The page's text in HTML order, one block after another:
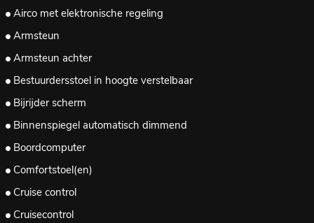
Airco met elektronische regeling
Armsteun
Armsteun achter
Bestuurdersstoel in hoogte verstelbaar
Bijrijder scherm
Binnenspiegel automatisch dimmend
Boordcomputer
Comfortstoel(en)
Cruise control
Cruisecontrol